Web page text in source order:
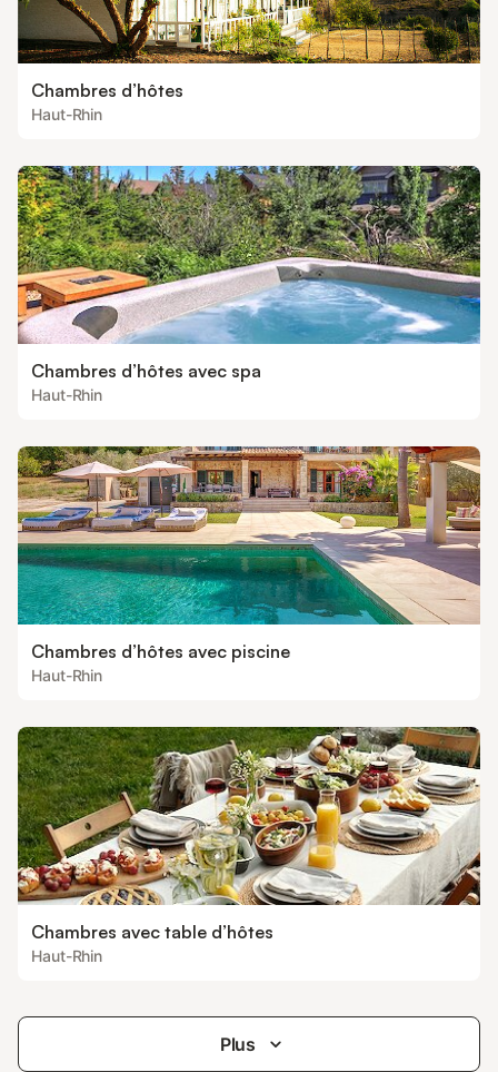
Chambres d’hôtes
Haut-Rhin
Chambres d’hôtes avec spa
Haut-Rhin
Chambres d’hôtes avec piscine
Haut-Rhin
Chambres avec table d’hôtes
Haut-Rhin
Plus